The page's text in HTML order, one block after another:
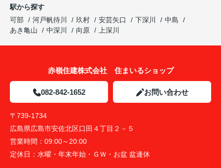
駅から探す
可部
河戸帆待川 玖村 安芸矢口 下深川
中島
あき亀山
中深川 向原 上深川
赤嶺住建株式会社 住まいるショップ
082-842-1652 お問い合わせ
〒739-1734
広島県広島市安佐北区口田４丁目２－５
営業時間： 09:00～20:00
定休日： 水曜・年末年始・ＧＷ・お盆 盆連休